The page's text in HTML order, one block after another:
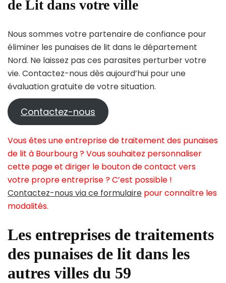
de Lit dans votre ville
Nous sommes votre partenaire de confiance pour
éliminer les punaises de lit dans le département
Nord. Ne laissez pas ces parasites perturber votre
vie. Contactez-nous dès aujourd’hui pour une
évaluation gratuite de votre situation.
Contactez-nous
Vous êtes une entreprise de traitement des punaises
de lit à Bourbourg ? Vous souhaitez personnaliser
cette page et diriger le bouton de contact vers
votre propre entreprise ? C’est possible !
Contactez-nous via ce formulaire pour connaître les
modalités.
Les entreprises de traitements
des punaises de lit dans les
autres villes du 59